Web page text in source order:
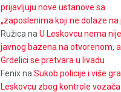
prijavljuju nove ustanove sa
„zaposlenima koji ne dolaze na
Ružica naU Leskovcu nema
javnog bazena na otvorenom,
Grdelici se pretvara u livadu
FenixnaSukob policije i više
Leskovcu zbog kontrole vozača